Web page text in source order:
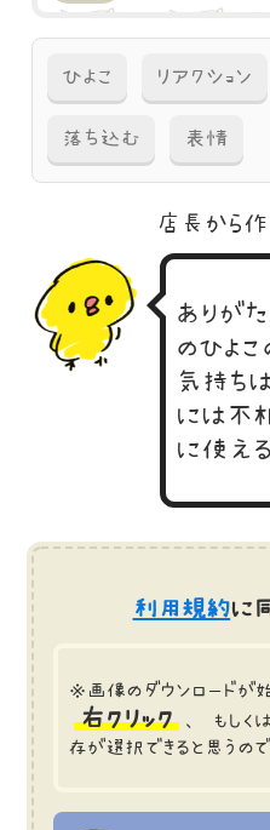
ひよこ リアクション
落ち込む 表情
店長から
ありが
のひよこ
気持ち
には不
に使え
利用規約に
※画像のダウンロードが
右クリック 、 もしく
存が選択できると思うの